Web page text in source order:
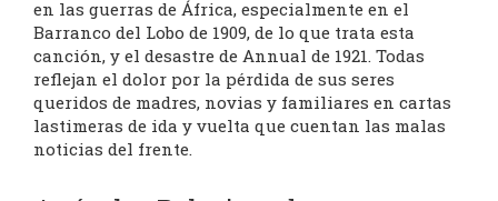
en las guerras de África, especialmente en el
Barranco del Lobo de 1909, de lo que trata esta
canción, y el desastre de Annual de 1921. Todas
reflejan el dolor por la pérdida de sus seres
queridos de madres, novias y familiares en cartas
lastimeras de ida y vuelta que cuentan las malas
noticias del frente.